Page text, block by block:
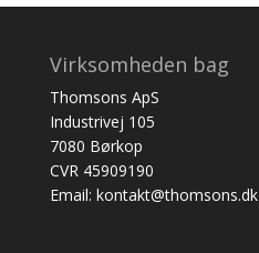
Virksomheden bag
Thomsons ApS
Industrivej 105
7080 Børkop
CVR 45909190
Email: kontakt@thomsons.dk